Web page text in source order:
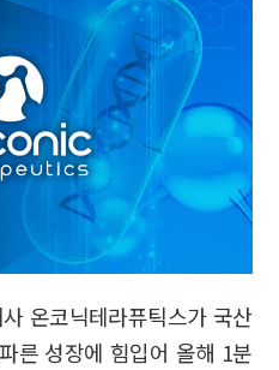
온코닉테라퓨틱스가 국산
른 성장에 힘입어 올해 1분